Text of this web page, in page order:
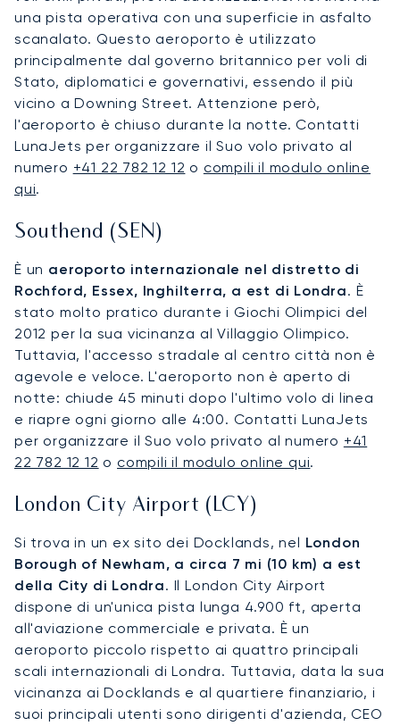
una pista operativa con una superficie in asfalto
scanalato. Questo aeroporto è utilizzato
principalmente dal governo britannico per voli di
Stato, diplomatici e governativi, essendo il più
vicino a Downing Street. Attenzione però,
l'aeroporto è chiuso durante la notte. Contatti
LunaJets per organizzare il Suo volo privato al
numero +41 22 782 12 12 o compili il modulo online
qui.
Southend (SEN)
È un aeroporto internazionale nel distretto di
Rochford, Essex, Inghilterra, a est di Londra. È
stato molto pratico durante i Giochi Olimpici del
2012 per la sua vicinanza al Villaggio Olimpico.
Tuttavia, l'accesso stradale al centro città non è
agevole e veloce. L'aeroporto non è aperto di
notte: chiude 45 minuti dopo l'ultimo volo di linea
e riapre ogni giorno alle 4:00. Contatti LunaJets
per organizzare il Suo volo privato al numero +41
22 782 12 12 o compili il modulo online qui.
London City Airport (LCY)
Si trova in un ex sito dei Docklands, nel London
Borough of Newham, a circa 7 mi (10 km) a est
della City di Londra. Il London City Airport
dispone di un'unica pista lunga 4.900 ft, aperta
all'aviazione commerciale e privata. È un
aeroporto piccolo rispetto ai quattro principali
scali internazionali di Londra. Tuttavia, data la sua
vicinanza ai Docklands e al quartiere finanziario, i
suoi principali utenti sono dirigenti d'azienda, CEO